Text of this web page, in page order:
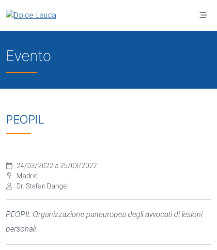
Evento
PEOPIL
24/03/2022 a 25/03/2022
Madrid
Dr. Stefan Dangel
PEOPIL Organizzazione paneuropea degli avvocati di lesioni
personali